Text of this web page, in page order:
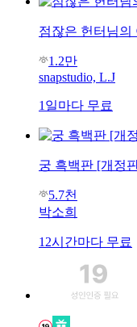
점잖은 헌터님
1.2만
snapstudio, L.J
1일마다 무료
궁 흑백판 [개정
5.7천
박소희
12시간마다 무료